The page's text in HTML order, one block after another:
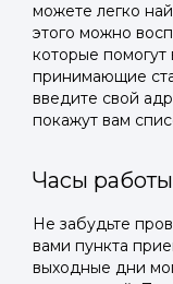
можете легко
этого можно
которые помогут
принимающие
введите свой
покажут вам
Часы работы
Не забудьте
вами пункта
выходные дни